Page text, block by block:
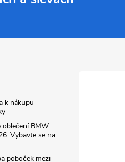
k nákupu
oblečení BMW
Vybavte se na
poboček mezi